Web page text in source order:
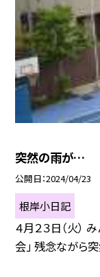
突然の雨が…
公開日 2024/04/23
根岸小日記
４月２３日（火）
会」 残念ながら